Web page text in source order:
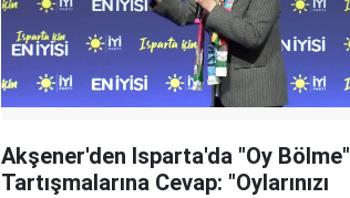
Akşener'den Isparta'da "Oy Bölme"
Tartışmalarına Cevap: "Oylarınızı